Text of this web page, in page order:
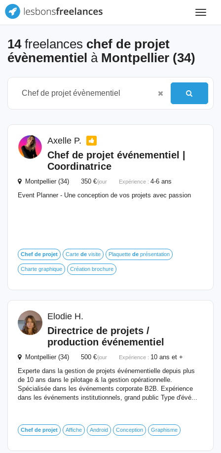
Toggle
14freelances chef de projet
évènementiel à Montpellier (34)
Axelle P.
Chef de projet événementiel |
Coordinatrice
Montpellier (34) 350 €/jour Expérience : 4-6 ans
Event Planner - Une conception de vos projets avec passion
Chef de projet Carte de visite Plaquette de présentation
Charte graphique Création brochure
Elodie H.
Directrice de projets /
production événementiel
Montpellier (34) 500 €/jour Expérience : 10 ans et +
Experte dans la gestion de projets événementielle depuis plus
de 10 ans dans le pilotage & la gestion opérationnelle.
Spécialisée dans les événements corporate B2B. Expérience
dans les événements institutionnels, grand public Type d'évé...
Chef de projet Affiche Android Conception Graphisme